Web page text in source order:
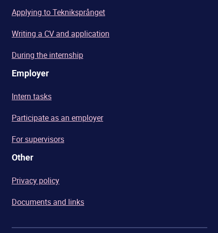
Applying to Tekniksprånget
Writing a CV and application
During the internship
Employer
Intern tasks
Participate as an employer
For supervisors
Other
Privacy policy
Documents and links